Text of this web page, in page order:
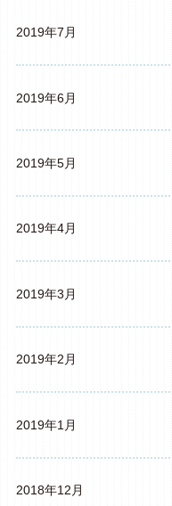
2019年7月
2019年6月
2019年5月
2019年4月
2019年3月
2019年2月
2019年1月
2018年12月